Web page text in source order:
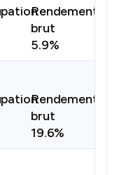
Rendement
brut
5.9%
Rendement
brut
19.6%